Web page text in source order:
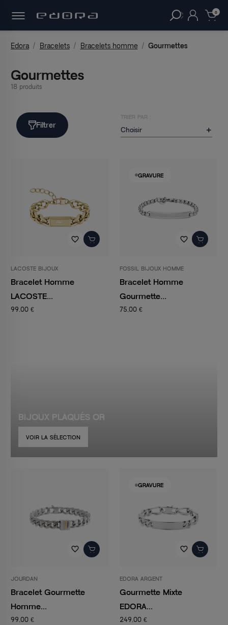
clear 0
Edora Bracelets Bracelets homme Gourmettes
Gourmettes
18 produits
Filtrer
TRIER PAR :
Choisir 
favorite_border
LACOSTE BIJOUX
Bracelet Homme
LACOSTE...
99,00 €
GRAVURE
favorite_border
FOSSIL BIJOUX HOMME
Bracelet Homme
Gourmette...
75,00 €
BIJOUX PLAQUÉS OR
VOIR LA SÉLECTION
favorite_border
JOURDAN
Bracelet Gourmette
Homme...
99,00 €
GRAVURE
favorite_border
EDORA ARGENT
Gourmette Mixte
EDORA...
249,00 €